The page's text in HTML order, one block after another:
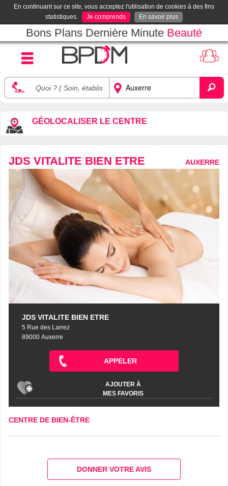
En continuant sur ce site, vous acceptez l'utilisation de cookies à des fins
statistiques.
Je comprends En savoir plus
Bons Plans Dernière Minute Beauté
GÉOLOCALISER LE CENTRE
JDS VITALITE BIEN ETRE AUXERRE
JDS VITALITE BIEN ETRE
5 Rue des Larrez
89000 Auxerre
APPELER
AJOUTER À
MES FAVORIS
CENTRE DE BIEN-ÊTRE
DONNER VOTRE AVIS